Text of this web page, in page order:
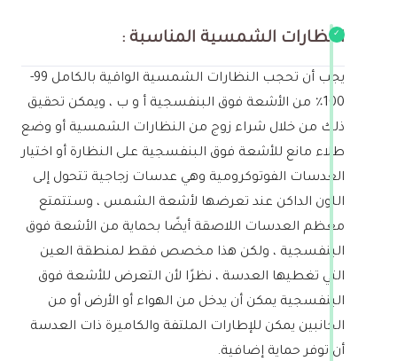
النظارات الشمسية المناسبة :
يجب أن تحجب النظارات الشمسية الواقية بالكامل 99-
100٪ من الأشعة فوق البنفسجية أ و ب ، ويمكن تحقيق
ذلك من خلال شراء زوج من النظارات الشمسية أو وضع
طلاء مانع للأشعة فوق البنفسجية على النظارة أو اختيار
العدسات الفوتوكرومية وهي عدسات زجاجية تتحول إلى
اللون الداكن عند تعرضها لأشعة الشمس ، وستتمتع
معظم العدسات اللاصقة أيضًا بحماية من الأشعة فوق
البنفسجية ، ولكن هذا مخصص فقط لمنطقة العين
التي تغطيها العدسة ، نظرًا لأن التعرض للأشعة فوق
البنفسجية يمكن أن يدخل من الهواء أو الأرض أو من
الجانبين يمكن للإطارات الملتفة والكاميرة ذات العدسة
أن توفر حماية إضافية.